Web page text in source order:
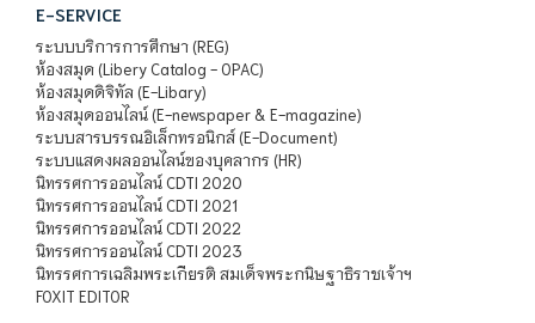
E-SERVICE
ระบบบริการการศึกษา (REG)
ห้องสมุด (Libery Catalog - OPAC)
ห้องสมุดดิจิทัล (E-Libary)
ห้องสมุดออนไลน์ (E-newspaper & E-magazine)
ระบบสารบรรณอิเล็กทรอนิกส์ (E-Document)
ระบบแสดงผลออนไลน์ของบุคลากร (HR)
นิทรรศการออนไลน์ CDTI 2020
นิทรรศการออนไลน์ CDTI 2021
นิทรรศการออนไลน์ CDTI 2022
นิทรรศการออนไลน์ CDTI 2023
นิทรรศการเฉลิมพระเกียรติ สมเด็จพระกนิษฐาธิราชเจ้าฯ
FOXIT EDITOR